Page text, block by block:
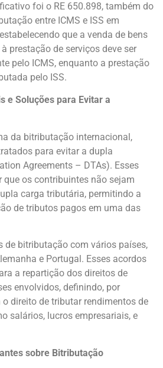
foi o RE 650.898, também do
entre ICMS e ISS em
que a venda de bens
prestação de serviços deve ser
pelo ICMS, enquanto a prestação
pelo ISS.
e Soluções para Evitar a
da bitributação internacional,
para evitar a dupla
Agreements – DTAs). Esses
os contribuintes não sejam
carga tributária, permitindo a
de tributos pagos em uma das
de bitributação com vários países,
e Portugal. Esses acordos
a repartição dos direitos de
envolvidos, definindo, por
direito de tributar rendimentos de
salários, lucros empresariais, e
sobre Bitributação